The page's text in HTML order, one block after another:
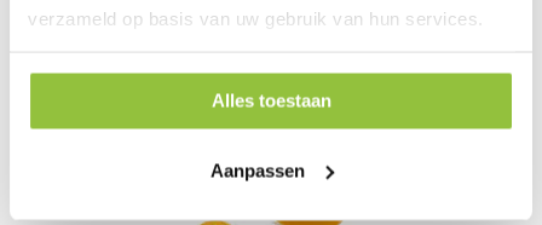
verzameld op basis van uw gebruik van hun services.
Alles toestaan
Aanpassen